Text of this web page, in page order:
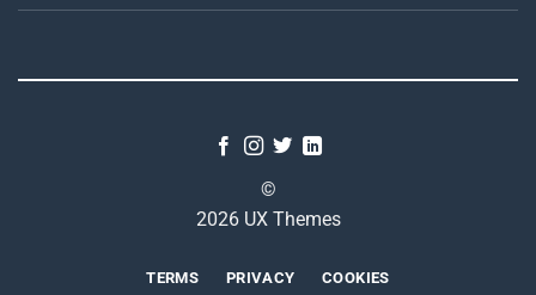
©
2026 UX Themes
TERMS PRIVACY COOKIES